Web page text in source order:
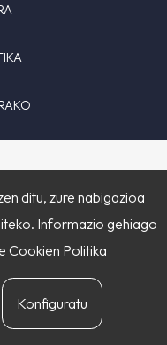
ditu, zure nabigazioa
Informazio gehiago
Cookien Politika
Konfiguratu